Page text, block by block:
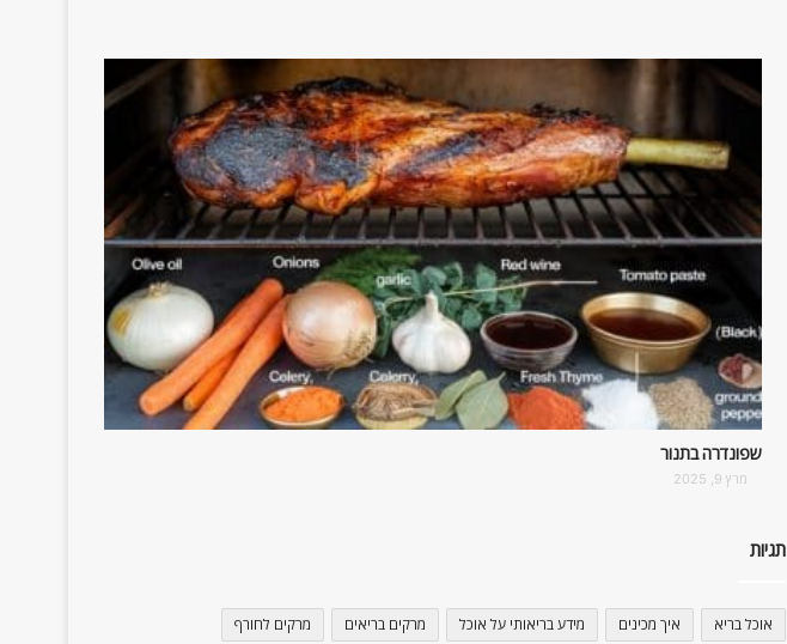
שפונדרה בתנור
מרץ 9, 2025
תגיות
אוכל בריא איך מכינים מידע בריאותי על אוכל מרקים בריאים מרקים לחורף